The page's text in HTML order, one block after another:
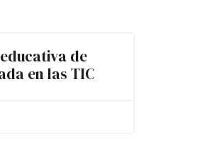
de
en las TIC